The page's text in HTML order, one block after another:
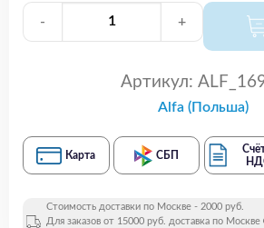
- +
Артикул:
Alfa (Польша)
Карта СБП
Стоимость доставки по Москве - 2000 руб.
Для заказов от 15000 руб. доставка по Москве